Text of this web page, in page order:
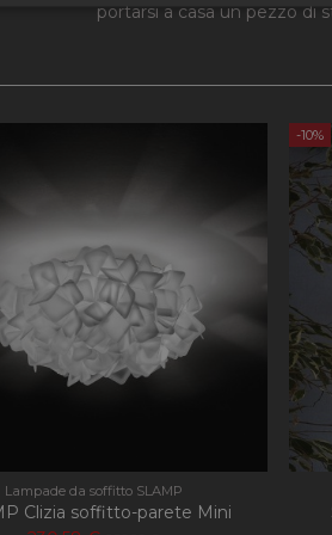
portarsi a casa un pezzo di
Lampade da soffitto SLAMP
Clizia soffitto-parete Mini
-10%
necessari
necessari consentono le funzionalità principali del
non può essere utilizzato correttamente senza i
Provider/Dominio
Descrizione
CookieScript
apilluminazione.com
settimane
2 giorni
Questo
ricordare
Cookie
tratta di
variabili
in modo
specifico